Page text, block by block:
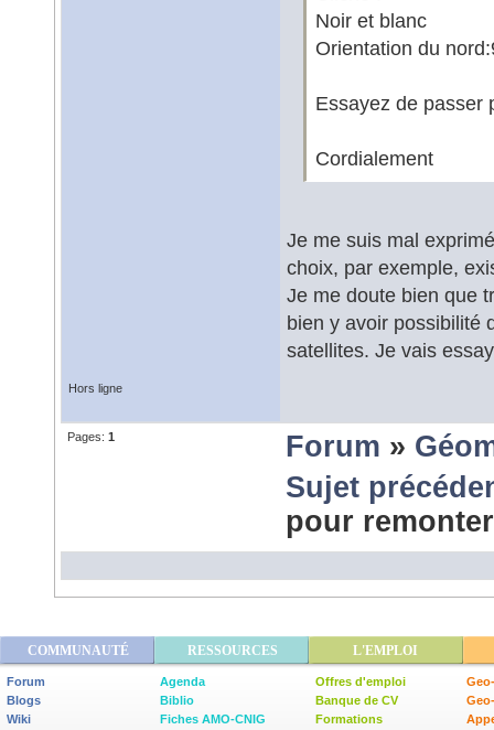
Noir et blanc
Orientation du
Essayez de passer
Cordialement
Je me suis mal
choix, par exemple,
Je me doute bien que
bien y avoir possibilité
satellites. Je vais
Hors ligne
Pages: 1 Forum »
Sujet
pour
COMMUNAUTÉ RESSOURCES L'EMPLOI
Forum
Blogs
Wiki
Agenda
Biblio
Fiches AMO-CNIG
Offres d'emploi
Banque de CV
Formations